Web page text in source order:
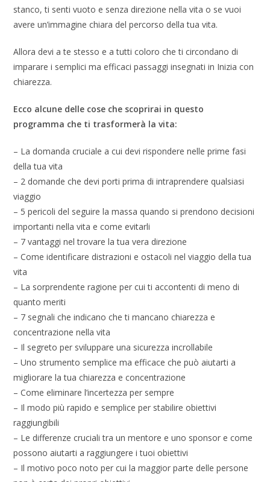
stanco, ti senti vuoto e senza direzione nella vita o se vuoi
avere un’immagine chiara del percorso della tua vita.
Allora devi a te stesso e a tutti coloro che ti circondano di
imparare i semplici ma efficaci passaggi insegnati in Inizia con
chiarezza.
Ecco alcune delle cose che scoprirai in questo
programma che ti trasformerà la vita:
– La domanda cruciale a cui devi rispondere nelle prime fasi
della tua vita
– 2 domande che devi porti prima di intraprendere qualsiasi
viaggio
– 5 pericoli del seguire la massa quando si prendono decisioni
importanti nella vita e come evitarli
– 7 vantaggi nel trovare la tua vera direzione
– Come identificare distrazioni e ostacoli nel viaggio della tua
vita
– La sorprendente ragione per cui ti accontenti di meno di
quanto meriti
– 7 segnali che indicano che ti mancano chiarezza e
concentrazione nella vita
– Il segreto per sviluppare una sicurezza incrollabile
– Uno strumento semplice ma efficace che può aiutarti a
migliorare la tua chiarezza e concentrazione
– Come eliminare l’incertezza per sempre
– Il modo più rapido e semplice per stabilire obiettivi
raggiungibili
– Le differenze cruciali tra un mentore e uno sponsor e come
possono aiutarti a raggiungere i tuoi obiettivi
– Il motivo poco noto per cui la maggior parte delle persone